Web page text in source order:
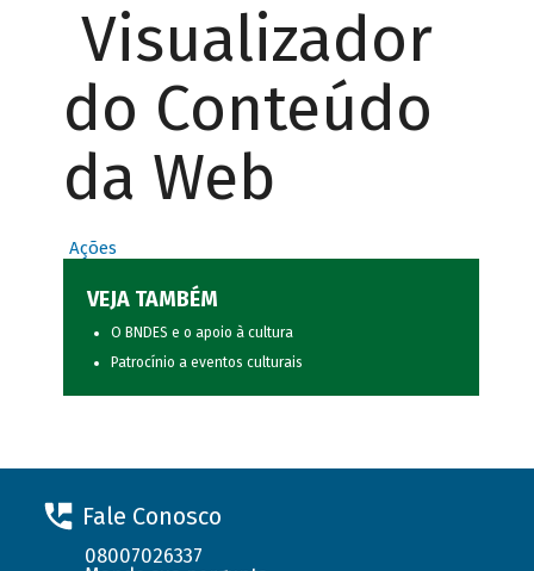
Visualizador
do Conteúdo
da Web
Ações
VEJA TAMBÉM
O BNDES e o apoio à cultura
Patrocínio a eventos culturais
Fale Conosco
08007026337